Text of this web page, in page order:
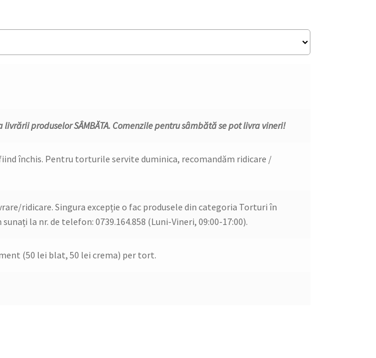
produselor SÂMBĂTA. Comenzile pentru sâmbătă se pot livra vineri!
închis. Pentru torturile servite duminica, recomandăm ridicare /
ridicare. Singura excepție o fac produsele din categoria Torturi în
la nr. de telefon: 0739.164.858 (Luni-Vineri, 09:00-17:00).
(50 lei blat, 50 lei crema) per tort.